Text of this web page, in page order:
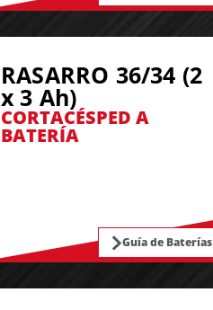
RASARRO 36/34 (2
x 3 Ah)
CORTACÉSPED A
BATERÍA
Guía de Baterías